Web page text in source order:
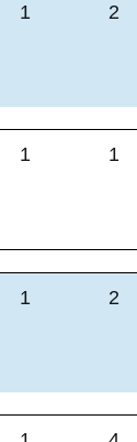
1 2
1 1
1 2